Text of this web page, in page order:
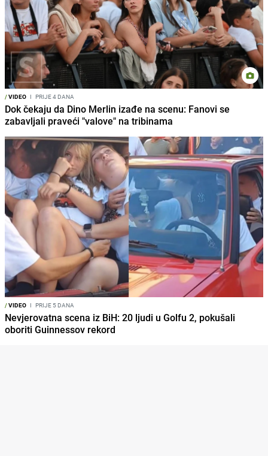
/VIDEO I PRIJE 4 DANA
Dok čekaju da Dino Merlin izađe na scenu: Fanovi se
zabavljali praveći "valove" na tribinama
/VIDEO I PRIJE 5 DANA
Nevjerovatna scena iz BiH: 20 ljudi u Golfu 2, pokušali
oboriti Guinnessov rekord